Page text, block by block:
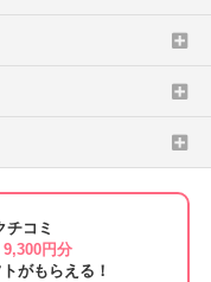
チコミ
9,300円分
がもらえる！